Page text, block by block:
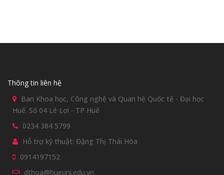
Thông tin liên hệ
Ban Khoa học, Công nghệ và Quan hệ Quốc tế - Đại học
Huế. Số 04 Lê Lợi - TP Huế
0234 384 5799
Hỗ trợ kỹ thuật: Đặng Thị Thái Hòa
0914197152
dthoa@hueuni.edu.vn